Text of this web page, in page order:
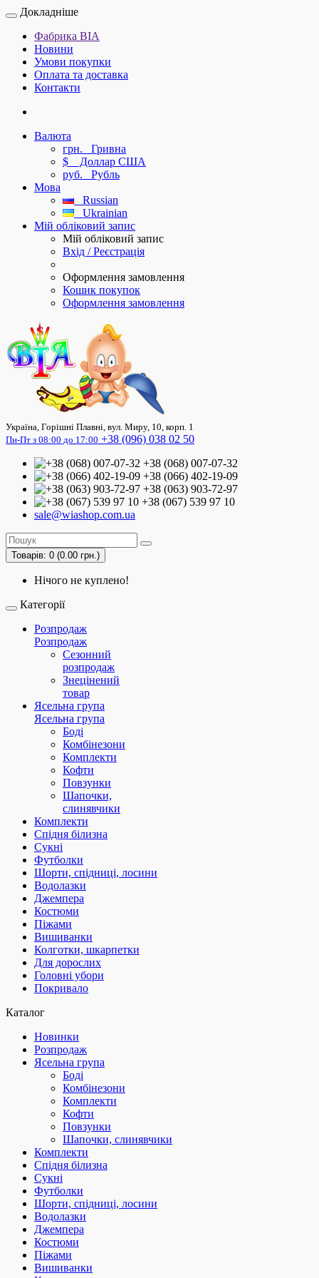
Докладніше
Фабрика ВІА
Новини
Умови покупки
Оплата та доставка
Контакти
Валюта
грн. Гривна
$
Доллар США
руб. Рубль
Мова
Russian
Ukrainian
Мій обліковий запис
Мій обліковий запис
Вхід / Реєстрація
Оформлення замовлення
Кошик покупок
Оформлення замовлення
Україна, Горішні Плавні, вул. Миру, 10, корп. 1
Пн-Пт з 08:00 до 17:00 +38 (096) 038 02 50
+38 (068) 007-07-32
+38 (066) 402-19-09
+38 (063) 903-72-97
+38 (067) 539 97 10
sale@wiashop.com.ua
Товарів: 0 (0.00 грн.)
Нічого не куплено!
Категорії
Розпродаж
Розпродаж
Сезонний
розпродаж
Знецінений
товар
Ясельна група
Ясельна група
Боді
Комбінезони
Комплекти
Кофти
Повзунки
Шапочки,
слинявчики
Комплекти
Спідня білизна
Сукні
Футболки
Шорти, спідниці, лосини
Водолазки
Джемпера
Костюми
Піжами
Вишиванки
Колготки, шкарпетки
Для дорослих
Головні убори
Покривало
Каталог
Новинки
Розпродаж
Ясельна група
Боді
Комбінезони
Комплекти
Кофти
Повзунки
Шапочки, слинявчики
Комплекти
Спідня білизна
Сукні
Футболки
Шорти, спідниці, лосини
Водолазки
Джемпера
Костюми
Піжами
Вишиванки